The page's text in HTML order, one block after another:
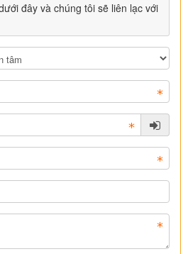
đây và chúng tôi sẽ liên lạc với